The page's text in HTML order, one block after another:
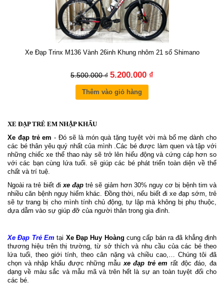
Xe Đạp Trinx M136 Vành 26inh Khung nhôm 21 số Shimano
5.500.000 ₫ 5.200.000 ₫
Thêm vào giỏ hàng
XE ĐẠP TRẺ EM NHẬP KHẨU
Xe đạp trẻ em - Đó sẽ là món quà tặng tuyệt vời mà bố mẹ dành cho
các bé thân yêu quý nhất của mình .Các bé được làm quen và tập với
những chiếc xe thể thao này sẽ trở lên hiếu động và cứng cáp hơn so
với các bạn cùng lứa tuổi. sẽ giúp các bé phát triển toàn diện về thể
chất và trí tuệ.
Ngoài ra trẻ biết đi xe đạptrẻ sẽ giảm hơn 30% nguy cơ bị bệnh tim và
nhiều căn bệnh nguy hiểm khác. Đồng thời, nếu biết đi xe đạp sớm, trẻ
sẽ tự trang bị cho mình tính chủ động, tự lập mà không bị phụ thuộc,
dựa dẫm vào sự giúp đỡ của người thân trong gia đình.
Xe Đạp Trẻ Em tại Xe Đạp Huy Hoàng cung cấp bán ra đã khẳng định
thương hiệu trên thị trường, từ sở thích và nhu cầu của các bé theo
lứa tuổi, theo giới tính, theo cân nặng và chiều cao,… Chúng tôi đã
chọn và nhập khẩu được những mẫu xe đạp trẻ em rất độc đáo, đa
dạng về màu sắc và mẫu mã và trên hết là sự an toàn tuyệt đối cho
các bé.